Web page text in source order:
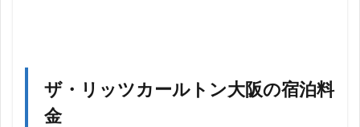
ザ・リッツカールトン大阪の宿泊料
金